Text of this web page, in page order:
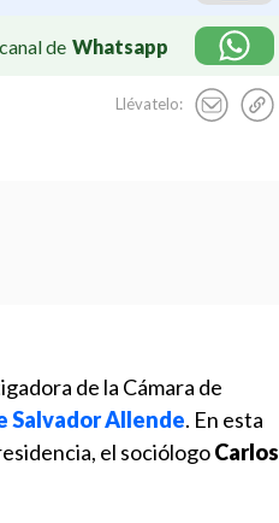
de Whatsapp
Llévatelo:
de la Cámara de
Salvador Allende. En esta
el sociólogoCarlos